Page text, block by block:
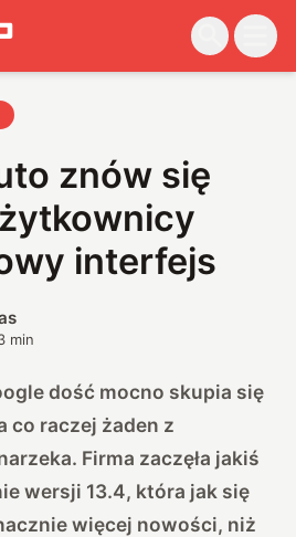
znów się
interfejs
min
dość mocno skupia się
co raczej żaden z
Firma zaczęła jakiś
wersji 13.4, która jak się
więcej nowości, niż